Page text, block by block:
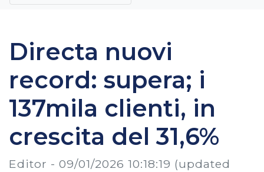
Directa nuovi
record: supera; i
137mila clienti, in
crescita del 31,6%
Editor - 09/01/2026 10:18:19 (updated